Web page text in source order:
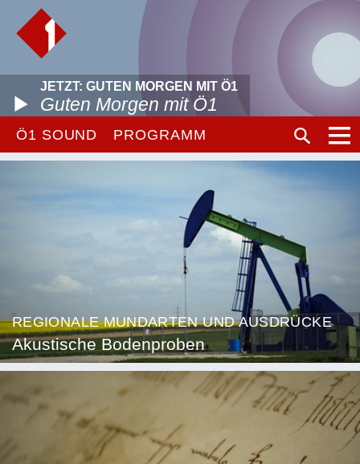
JETZT: GUTEN MORGEN MIT Ö1
Guten Morgen mit Ö1
Ö1 SOUND PROGRAMM
REGIONALE MUNDARTEN UND AUSDRÜCKE
Akustische Bodenproben